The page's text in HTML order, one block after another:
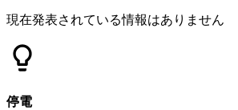
現在発表されている情報はありません
停電